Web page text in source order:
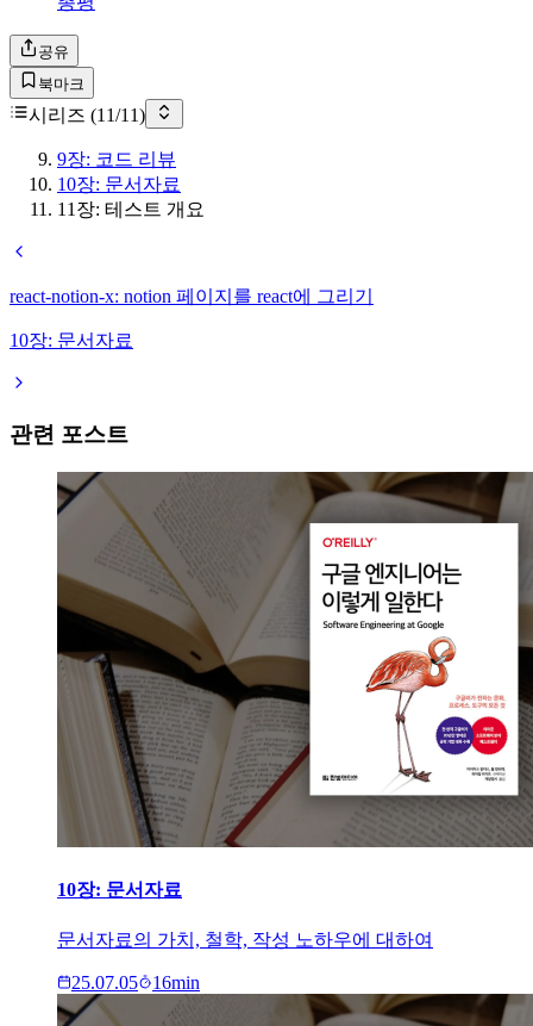
공유
북마크
시리즈 (11/11)
9장: 코드 리뷰
10장: 문서자료
11장: 테스트 개요
react-notion-x: notion 페이지를 react에 그리기
10장: 문서자료
관련 포스트
10장: 문서자료
문서자료의 가치, 철학, 작성 노하우에 대하여
25.07.05 16min